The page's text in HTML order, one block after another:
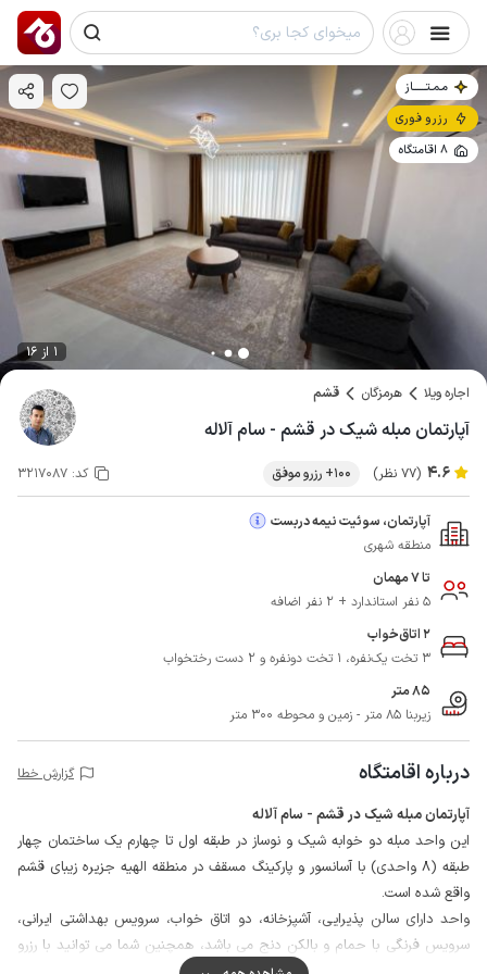
مـمـتــــــاز
رزرو فوری
8 اقامتگاه
1 از 16
اجاره ویلا هرمزگان قشم
آپارتمان مبله شیک در قشم - سام آلاله
4.6 (77 نظر) 100+ رزرو موفق کد: 3217087
آپارتمان، سوئیت نیمه دربست
منطقه شهری
تا 7 مهمان
5 نفر استاندارد + 2 نفر اضافه
2 اتاق‌خواب
3 تخت یک‌نفره، 1 تخت دونفره و 2 دست رختخواب
85 متر
زیربنا 85 متر - زمین و محوطه 300 متر
درباره اقامتگاه گزارش خطا
آپارتمان مبله شیک در قشم - سام آلاله
این واحد مبله دو خوابه شیک و نوساز در طبقه اول تا چهارم یک ساختمان چهار
طبقه (8 واحدی) با آسانسور و پارکینگ مسقف در منطقه الهیه جزیره زیبای قشم
واقع شده است.
واحد دارای سالن پذیرایی، آشپزخانه، دو اتاق خواب، سرویس بهداشتی ایرانی،
سرویس فرنگی با حمام و بالکن دنج می باشد، همچنین شما می توانید با رزرو